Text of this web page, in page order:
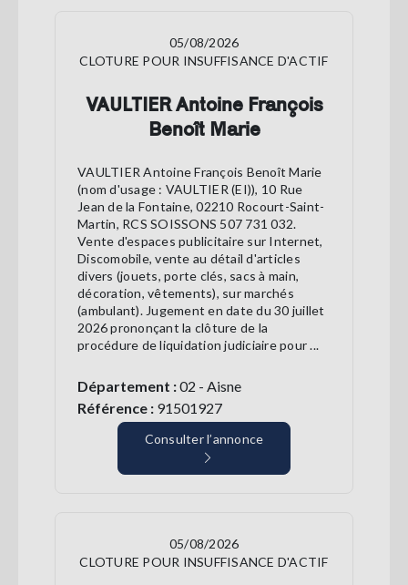
05/08/2026
CLOTURE POUR INSUFFISANCE D'ACTIF
VAULTIER Antoine François
Benoît Marie
VAULTIER Antoine François Benoît Marie
(nom d'usage : VAULTIER (EI)), 10 Rue
Jean de la Fontaine, 02210 Rocourt-Saint-
Martin, RCS SOISSONS 507 731 032.
Vente d'espaces publicitaire sur Internet,
Discomobile, vente au détail d'articles
divers (jouets, porte clés, sacs à main,
décoration, vêtements), sur marchés
(ambulant). Jugement en date du 30 juillet
2026 prononçant la clôture de la
procédure de liquidation judiciaire pour ...
Département :02 - Aisne
Référence : 91501927
Consulter l’annonce
05/08/2026
CLOTURE POUR INSUFFISANCE D'ACTIF